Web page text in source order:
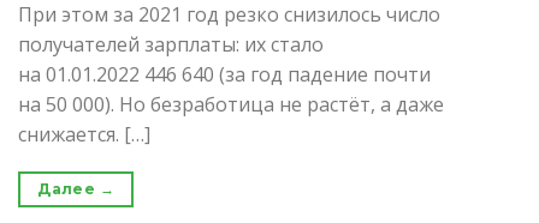
При этом за 2021 год резко снизилось число
получателей зарплаты: их стало
на 01.01.2022 446 640 (за год падение почти
на 50 000). Но безработица не растёт, а даже
снижается. […]
Далее →